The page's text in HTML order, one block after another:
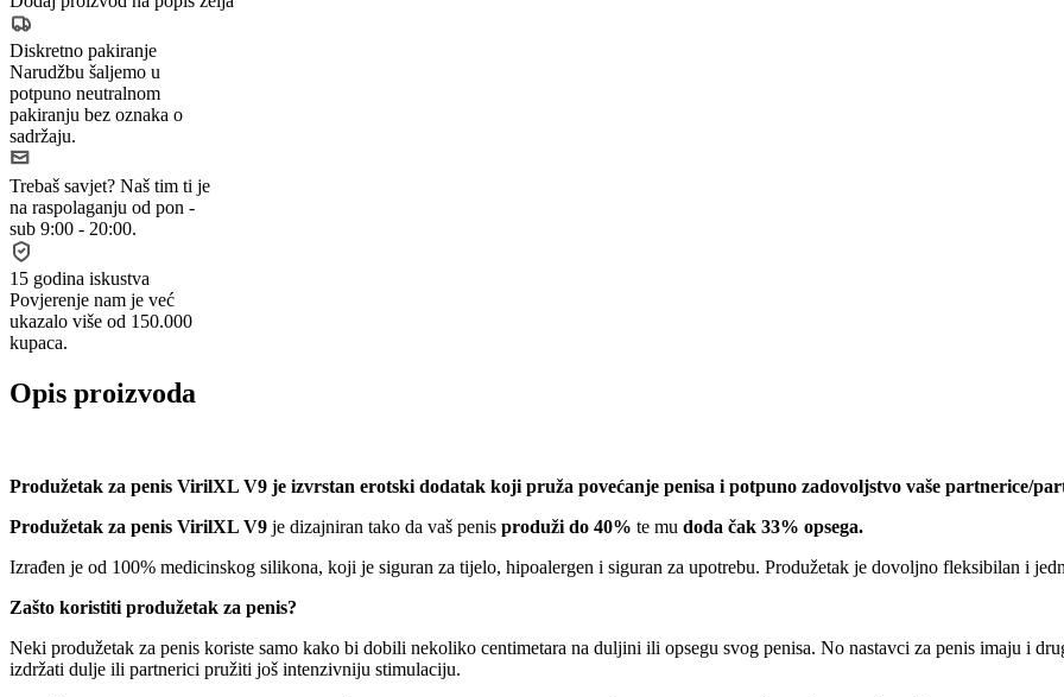
Diskretno pakiranje
Narudžbu šaljemo u
potpuno neutralnom
pakiranju bez oznaka o
sadržaju.
Trebaš savjet? Naš tim ti je
na raspolaganju od pon -
sub 9:00 - 20:00.
15 godina iskustva
Povjerenje nam je već
ukazalo više od 150.000
kupaca.
Opis proizvoda
Produžetak za penis VirilXL V9 je izvrstan erotski dodatak koji pruža povećanje penisa i potpuno zadovoljstvo vaše partnerice/
Produžetak za penis VirilXL V9 je dizajniran tako da vaš penis produži do 40% te mu doda čak 33% opsega.
Izrađen je od 100% medicinskog silikona, koji je siguran za tijelo, hipoalergen i siguran za upotrebu. Produžetak je dovoljno fleksibilan i
Zašto koristiti produžetak za penis?
Neki produžetak za penis koriste samo kako bi dobili nekoliko centimetara na duljini ili opsegu svog penisa. No nastavci za penis imaju i
izdržati dulje ili partnerici pružiti još intenzivniju stimulaciju.